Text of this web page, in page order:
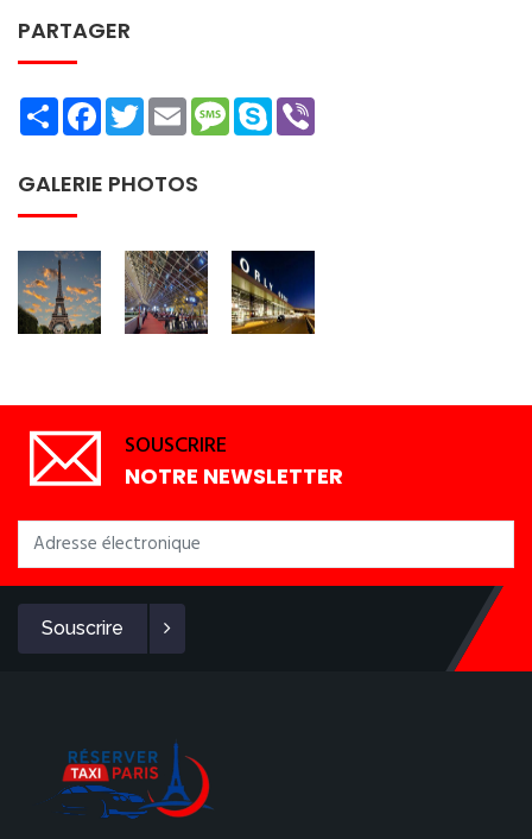
PARTAGER
ShareFacebookTwitterEmailMessage
Skype
GALERIE PHOTOS
SOUSCRIRE
NOTRE NEWSLETTER
Souscrire